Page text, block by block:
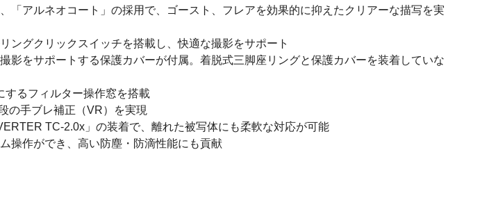
アルネオコート」の採用で、ゴースト、フレアを効果的に抑えたクリアーな描写を実
ングクリックスイッチを搭載し、快適な撮影をサポート
をサポートする保護カバーが付属。着脱式三脚座リングと保護カバーを装着していな
するフィルター操作窓を搭載
の手ブレ補正（VR）を実現
TC-2.0x」の装着で、離れた被写体にも柔軟な対応が可能
操作ができ、高い防塵・防滴性能にも貢献